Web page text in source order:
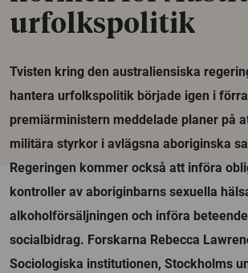
urfolkspolitik
Tvisten kring den australiensiska
hantera urfolkspolitik började igen i
premiärministern meddelade planer på
militära styrkor i avlägsna aboriginska
Regeringen kommer också att införa
kontroller av aboriginbarns sexuella
alkoholförsäljningen och införa
socialbidrag. Forskarna Rebecca
Sociologiska institutionen, Stockholms